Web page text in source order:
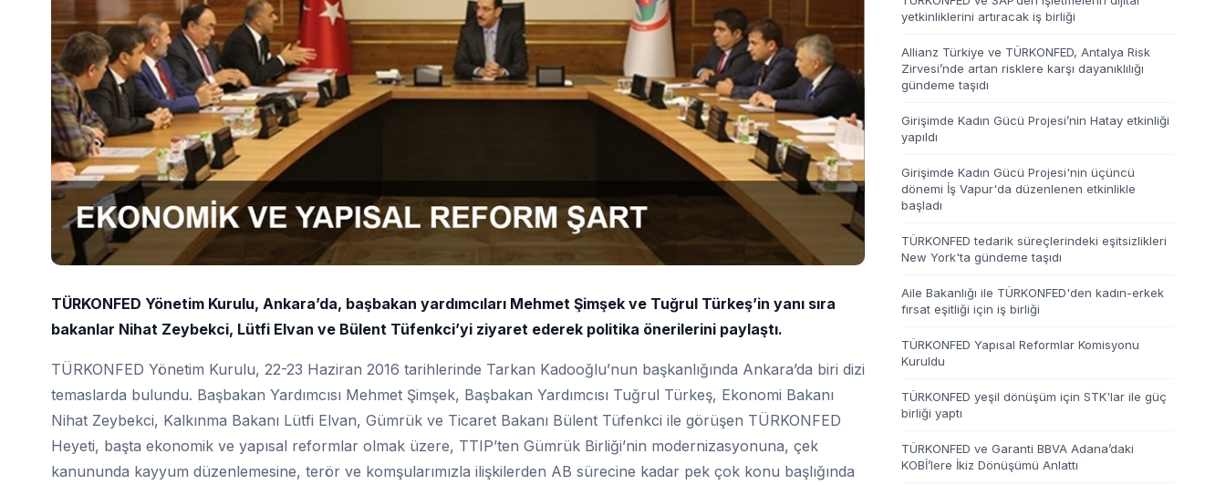
TÜRKONFED Yönetim Kurulu, Ankara’da, başbakan yardımcıları Mehmet Şimşek ve Tuğrul Türkeş’in yanı sıra
bakanlar Nihat Zeybekci, Lütfi Elvan ve Bülent Tüfenkci’yi ziyaret ederek politika önerilerini paylaştı.
TÜRKONFED Yönetim Kurulu, 22-23 Haziran 2016 tarihlerinde Tarkan Kadooğlu’nun başkanlığında Ankara’da biri dizi
temaslarda bulundu. Başbakan Yardımcısı Mehmet Şimşek, Başbakan Yardımcısı Tuğrul Türkeş, Ekonomi Bakanı
Nihat Zeybekci, Kalkınma Bakanı Lütfi Elvan, Gümrük ve Ticaret Bakanı Bülent Tüfenkci ile görüşen TÜRKONFED
Heyeti, başta ekonomik ve yapısal reformlar olmak üzere, TTIP’ten Gümrük Birliği’nin modernizasyonuna, çek
kanununda kayyum düzenlemesine, terör ve komşularımızla ilişkilerden AB sürecine kadar pek çok konu başlığında
yetkinliklerini artıracak iş birliği
Allianz Türkiye ve TÜRKONFED, Antalya Risk
Zirvesi’nde artan risklere karşı dayanıklılığı
gündeme taşıdı
Girişimde Kadın Gücü Projesi’nin Hatay etkinliği
yapıldı
Girişimde Kadın Gücü Projesi'nin üçüncü
dönemi İş Vapur'da düzenlenen etkinlikle
başladı
TÜRKONFED tedarik süreçlerindeki eşitsizlikleri
New York'ta gündeme taşıdı
Aile Bakanlığı ile TÜRKONFED'den kadın-erkek
fırsat eşitliği için iş birliği
TÜRKONFED Yapısal Reformlar Komisyonu
Kuruldu
TÜRKONFED yeşil dönüşüm için STK'lar ile güç
birliği yaptı
TÜRKONFED ve Garanti BBVA Adana’daki
KOBİ’lere İkiz Dönüşümü Anlattı